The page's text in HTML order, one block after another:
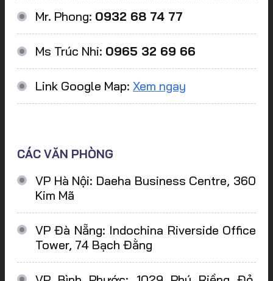
Mr. Phong: 0932 68 74 77
Ms Trúc Nhi: 0965 32 69 66
Link Google Map: Xem ngay
CÁC VĂN PHÒNG
VP Hà Nội: Daeha Business Centre, 360
Kim Mã
VP Đà Nẵng: Indochina Riverside Office
Tower, 74 Bạch Đằng